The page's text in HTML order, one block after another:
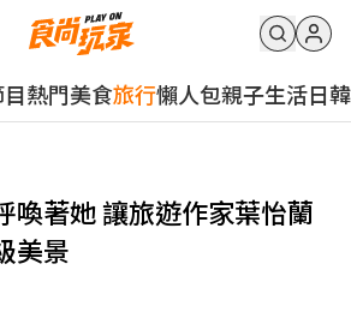
熱門美食旅行懶人包親子生活日韓
喚著她 讓旅遊作家葉怡蘭
美景